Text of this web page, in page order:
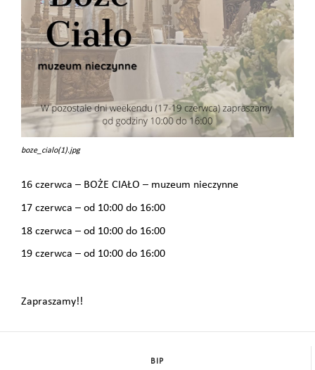
boze_cialo(1).jpg
16 czerwca – BOŻE CIAŁO – muzeum nieczynne
17 czerwca – od 10:00 do 16:00
18 czerwca – od 10:00 do 16:00
19 czerwca – od 10:00 do 16:00
Zapraszamy!!
BIP